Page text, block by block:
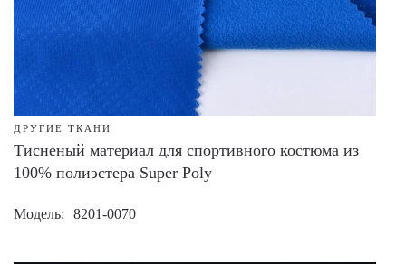
ДРУГИЕ ТКАНИ
Тисненый материал для спортивного костюма из
100% полиэстера Super Poly
Модель 8201-0070